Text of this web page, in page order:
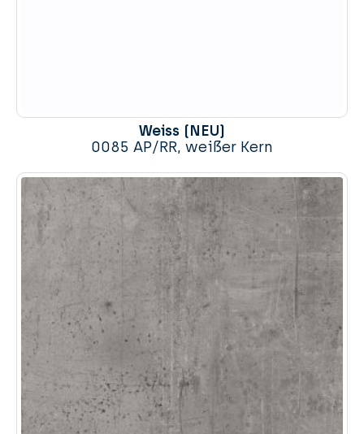
Weiss (NEU)
0085 AP/RR, weißer Kern